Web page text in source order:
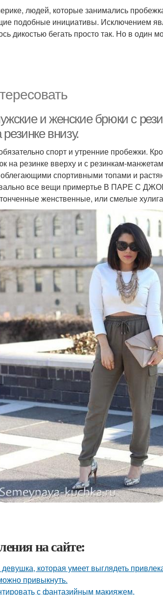
людей, которые занимались
подобные инициативы. Исключением
дикостью бегать просто так. Но в один
и женские брюки с
внизу.
спорт и утренние пробежки.
на резинке вверху и с резинкам-
облегающими спортивными топами и
все вещи примертье В ПАРЕ С
женственные, или смелые
на сайте:
которая умеет выглядеть
привыкнуть.
с фантазийным макияжем.